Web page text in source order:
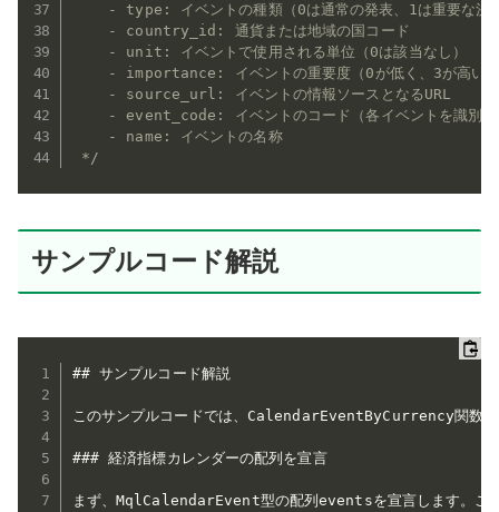
- type: イベントの種類（0は通常の発表、1は重要な決
    - country_id: 通貨または地域の国コード
    - unit: イベントで使用される単位（0は該当なし）
- importance: イベントの重要度（0が低く、3が高い
    - source_url: イベントの情報ソースとなるURL
- event_code: イベントのコード（各イベントを識別す
    - name: イベントの名称
*/
サンプルコード解説
## サンプルコード解説
このサンプルコードでは、CalendarEventByCurrency関数を
### 経済指標カレンダーの配列を宣言
まず、MqlCalendarEvent型の配列eventsを宣言します。こ